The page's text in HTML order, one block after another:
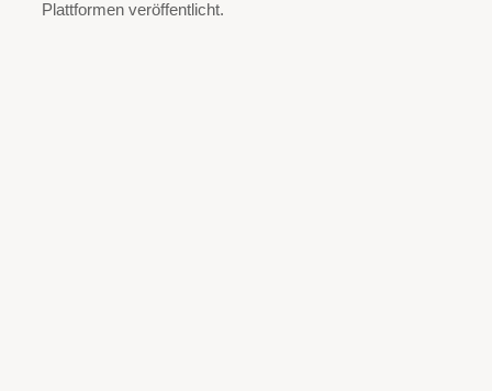
Plattformen veröffentlicht.